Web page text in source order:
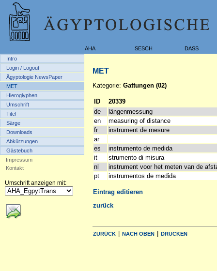
AHA SESCH
DASS
Intro
Login / Logout
Ägyptologie NewsPaper
MET
Hieroglyphen
Umschrift
Titel
Särge
Downloads
Abkürzungen
Gästebuch
Impressum
Kontakt
Umschrift anzeigen mit:
MET
Kategorie: Gattungen (02)
ID
20339
de
längenmessung
en
measuring of distance
fr
instrument de mesure
ar
es
instrumento de medida
it
strumento di misura
nl
instrument voor het meten van de
pt
instrumentos de medida
Eintrag editieren
zurück
ZURÜCK | NACH OBEN | DRUCKEN